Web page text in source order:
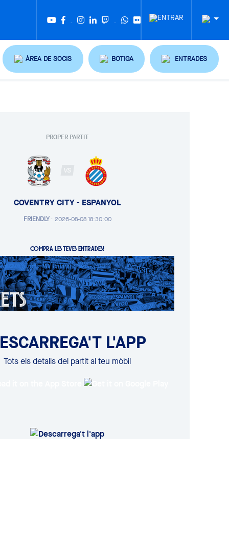
ÀREA DE SOCIS BOTIGA ENTRADES
PROPER PARTIT
VS
COVENTRY CITY - ESPANYOL
FRIENDLY· 2026-08-08 18:30:00
COMPRA LES TEVES ENTRADES!
L'APP
Tots els detalls del partit al teu mòbil